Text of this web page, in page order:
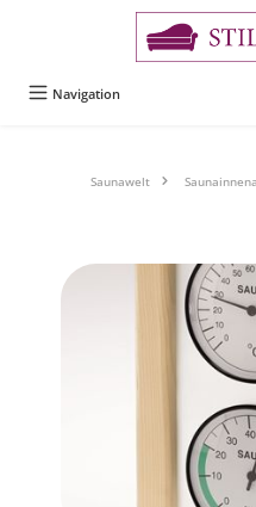
Navigation
Saunawelt
Bildergalerie überspringen